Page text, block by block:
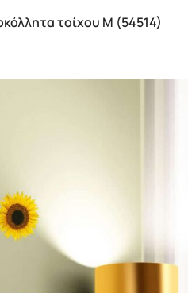
τοίχου M (54514)